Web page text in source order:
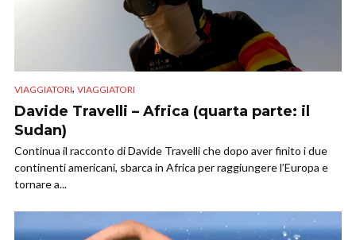
VIAGGIATORI, VIAGGIATORI
Davide Travelli – Africa (quarta parte: il
Sudan)
Continua il racconto di Davide Travelli che dopo aver finito i due
continenti americani, sbarca in Africa per raggiungere l’Europa e
tornare a...